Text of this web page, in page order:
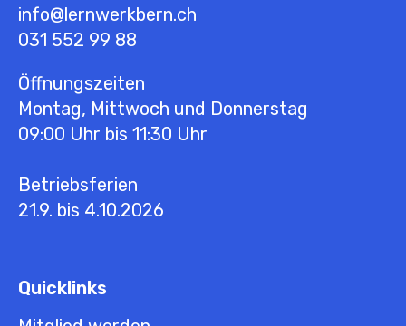
info@lernwerkbern.ch
031 552 99 88
Öffnungszeiten
Montag, Mittwoch und Donnerstag
09:00 Uhr bis 11:30 Uhr
Betriebsferien
21.9. bis 4.10.2026
Quicklinks